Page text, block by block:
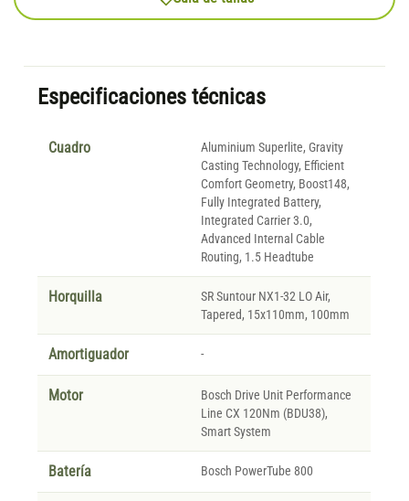
Especificaciones técnicas
Cuadro
Aluminium Superlite, Gravity
Casting Technology, Efficient
Comfort Geometry, Boost148,
Fully Integrated Battery,
Integrated Carrier 3.0,
Advanced Internal Cable
Routing, 1.5 Headtube
Horquilla
SR Suntour NX1-32 LO Air,
Tapered, 15x110mm, 100mm
Amortiguador -
Motor
Bosch Drive Unit Performance
Line CX 120Nm (BDU38),
Smart System
Batería Bosch PowerTube 800